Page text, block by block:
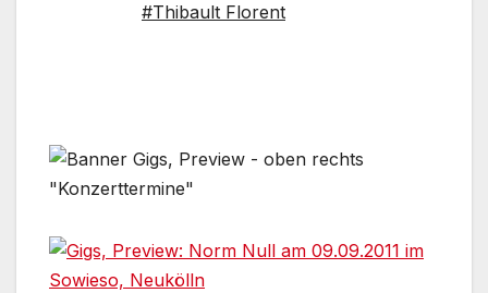
#Thibault Florent